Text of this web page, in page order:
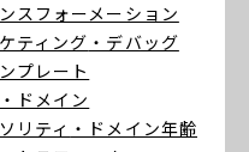
スフォーメーション
ティング ・デバッグ
プレート
・ドメイン
リティ ・ドメイン年齢